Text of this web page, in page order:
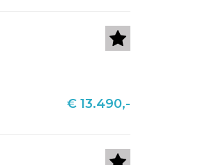
€ 13.490,-